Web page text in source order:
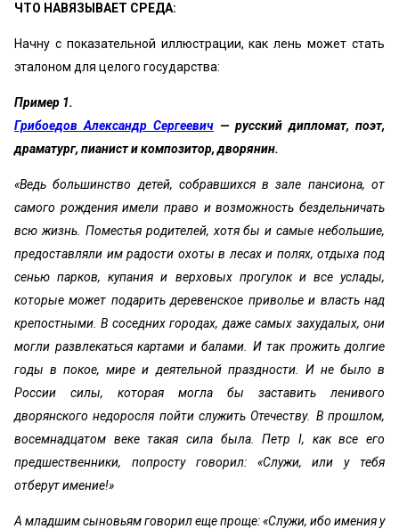
ЧТО НАВЯЗЫВАЕТ СРЕДА:
Начну с показательной иллюстрации, как лень может стать
эталоном для целого государства:
Пример 1.
Грибоедов Александр Сергеевич — русский дипломат, поэт,
драматург, пианист и композитор, дворянин.
«Ведь большинство детей, собравшихся в зале пансиона, от
самого рождения имели право и возможность бездельничать
всю жизнь. Поместья родителей, хотя бы и самые небольшие,
предоставляли им радости охоты в лесах и полях, отдыха под
сенью парков, купания и верховых прогулок и все услады,
которые может подарить деревенское приволье и власть над
крепостными. В соседних городах, даже самых захудалых, они
могли развлекаться картами и балами. И так прожить долгие
годы в покое, мире и деятельной праздности. И не было в
России силы, которая могла бы заставить ленивого
дворянского недоросля пойти служить Отечеству. В прошлом,
восемнадцатом веке такая сила была. Петр I, как все его
предшественники, попросту говорил: «Служи, или у тебя
отберут имение!»
А младшим сыновьям говорил еще проще: «Служи, ибо имения у